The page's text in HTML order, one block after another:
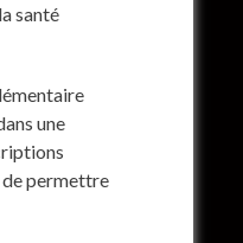
santé
une
de permettre